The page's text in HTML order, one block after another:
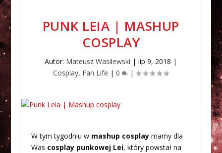
PUNK LEIA | MASHUP
COSPLAY
Autor: Mateusz Wasilewski |lip 9, 2018 |
Cosplay, Fan Life |0 |
W tym tygodniu w mashup cosplaymamy dla
Was cosplay punkowej Lei, który powstał na